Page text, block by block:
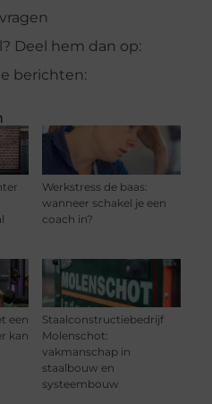
Deel hem dan op:
berichten:
Werkstress de baas:
wanneer schakel je een
coach in?
een
kan
Staalconstructiebedrijf
Molenschot:
vakmanschap in
staalbouw en
systeembouw